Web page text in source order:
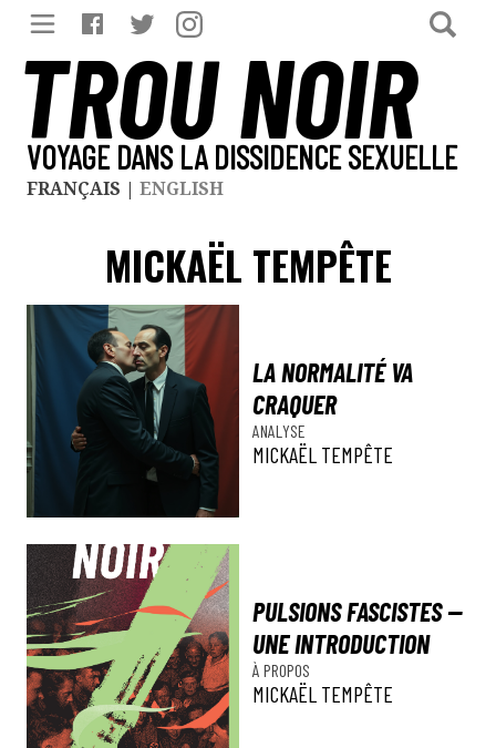
TROU NOIR
VOYAGE DANS LA DISSIDENCE SEXUELLE
FRANÇAIS | ENGLISH
MICKAËL TEMPÊTE
LA NORMALITÉ VA
CRAQUER
ANALYSE
MICKAËL TEMPÊTE
PULSIONS FASCISTES —
UNE INTRODUCTION
À PROPOS
MICKAËL TEMPÊTE